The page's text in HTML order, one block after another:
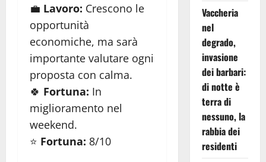
💼 Lavoro: Crescono le
opportunità
economiche, ma sarà
importante valutare ogni
proposta con calma.
🍀 Fortuna: In
miglioramento nel
weekend.
⭐ Fortuna: 8/10
Vaccheria
nel
degrado,
invasione
dei barbari:
di notte è
terra di
nessuno, la
rabbia dei
residenti